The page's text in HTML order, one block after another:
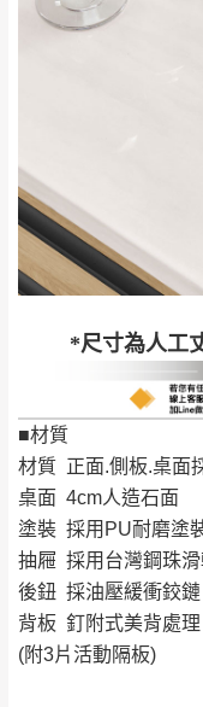
*尺寸為人工
■材質
材質 正面.側板.桌面
桌面 4cm人造石面
塗裝 採用PU耐磨塗
抽屜 採用台灣鋼珠
後鈕 採油壓緩衝鉸鏈
背板 釘附式美背處理
(附3片活動隔板)
到貨時間：指
台北市、新北市
暫無配送地區：
雄、屏東、宜蘭、 花
（可於LINE線上
加收說明
由於百貨
完成出貨15個工
工作天內送達，
退換貨說明：
公司客服
皆由本站
是全新狀
包裝、廠
性)，若未
貨。
由於透過
電腦螢幕
際商品的
退換貨，